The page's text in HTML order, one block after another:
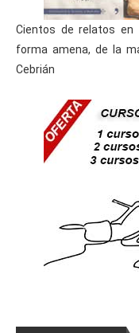
Cientos de relatos en
forma amena, de la
Cebrián